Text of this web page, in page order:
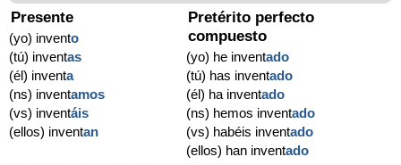
Presente
(yo) invento
(tú) inventas
(él) inventa
(ns) inventamos
(vs) inventáis
(ellos) inventan
Pretérito perfecto
compuesto
(yo) he inventado
(tú) has inventado
(él) ha inventado
(ns) hemos inventado
(vs) habéis inventado
(ellos) han inventado